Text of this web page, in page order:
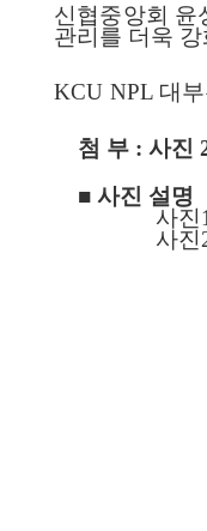
신협중앙회 윤
관리를 더욱
KCU NPL 대
첨 부 :사진
■사진 설명
사진
사진